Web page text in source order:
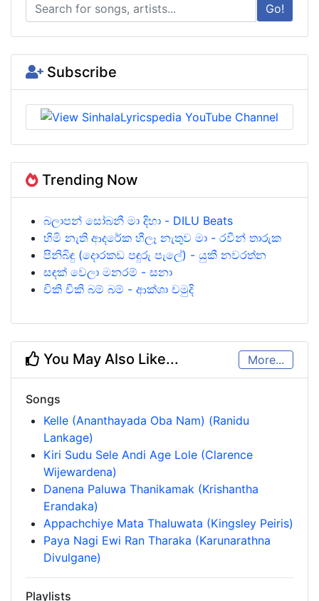
Go!
Subscribe
Trending Now
බලාපන් සෝබනී මා දිහා - DILU Beats
හිමි නැති ආදරේක හීලෑ නැතුව මා - රවීන් තාරුක
පිනිබිඳු (දොරකඩ පඳුරු පැලේ) - යුකී නවරත්න
සඳක් වෙලා මනරම් - සනා
චිකි චිකි බම් බම් - ආක්ශා චමුදි
You May Also Like... More...
Songs
Kelle (Ananthayada Oba Nam) (Ranidu
Lankage)
Kiri Sudu Sele Andi Age Lole (Clarence
Wijewardena)
Danena Paluwa Thanikamak (Krishantha
Erandaka)
Appachchiye Mata Thaluwata (Kingsley Peiris)
Paya Nagi Ewi Ran Tharaka (Karunarathna
Divulgane)
Playlists